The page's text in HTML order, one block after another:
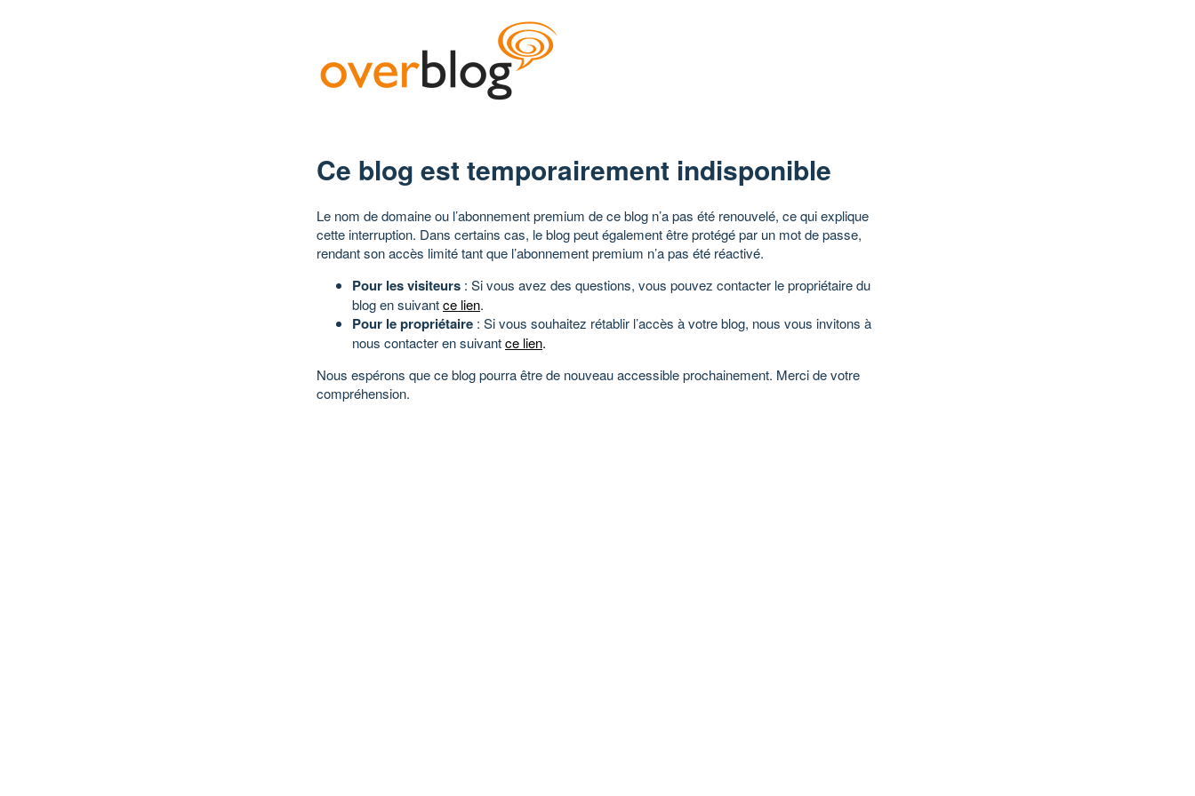
Ce blog est temporairement indisponible
Le nom de domaine ou l’abonnement premium de ce blog n’a pas été renouvelé, ce qui explique
cette interruption. Dans certains cas, le blog peut également être protégé par un mot de passe,
rendant son accès limité tant que l’abonnement premium n’a pas été réactivé.
Pour les visiteurs : Si vous avez des questions, vous pouvez contacter le propriétaire du
blog en suivantce lien.
Pour le propriétaire : Si vous souhaitez rétablir l’accès à votre blog, nous vous invitons à
nous contacter en suivantce lien.
Nous espérons que ce blog pourra être de nouveau accessible prochainement. Merci de votre
compréhension.